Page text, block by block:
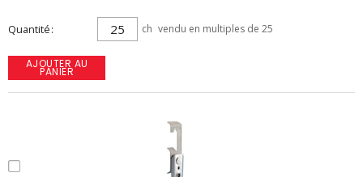
Quantité ch vendu en multiples de 25
AJOUTER AU
PANIER